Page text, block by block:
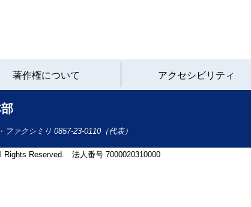
著作権について アクセシビリティ
ァクシミリ 0857-23-0110（代表）
Rights Reserved. 法人番号 7000020310000